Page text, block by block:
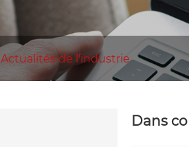
Actualités de l'industrie
Dans